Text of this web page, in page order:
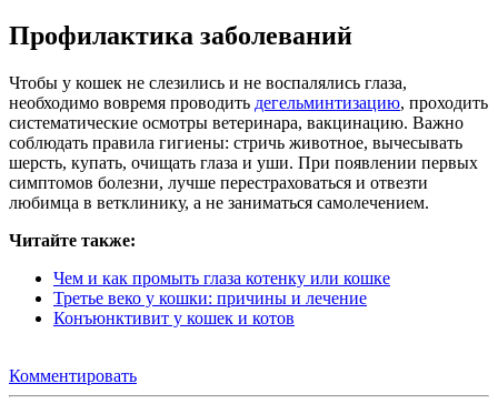
Профилактика заболеваний
Чтобы у кошек не слезились и не воспалялись глаза,
необходимо вовремя проводить дегельминтизацию, проходить
систематические осмотры ветеринара, вакцинацию. Важно
соблюдать правила гигиены: стричь животное, вычесывать
шерсть, купать, очищать глаза и уши. При появлении первых
симптомов болезни, лучше перестраховаться и отвезти
любимца в ветклинику, а не заниматься самолечением.
Читайте также:
Чем и как промыть глаза котенку или кошке
Третье веко у кошки: причины и лечение
Конъюнктивит у кошек и котов
Комментировать